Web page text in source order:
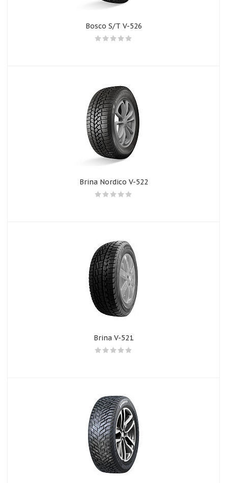
Bosco S/T V-526
Brina Nordico V-522
Brina V-521